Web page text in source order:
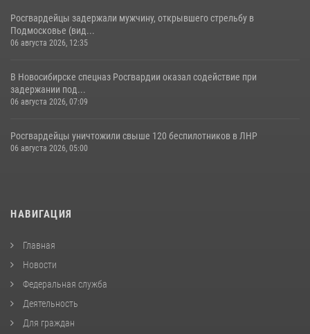
Росгвардейцы задержали мужчину, открывшего стрельбу в
Подмосковье (вид...
06 августа 2026, 12:35
В Новосибирске спецназ Росгвардии оказал содействие при
задержании под...
06 августа 2026, 07:09
Росгвардейцы уничтожили свыше 120 беспилотников в ЛНР
06 августа 2026, 05:00
НАВИГАЦИЯ
Главная
Новости
Федеральная служба
Деятельность
Для граждан